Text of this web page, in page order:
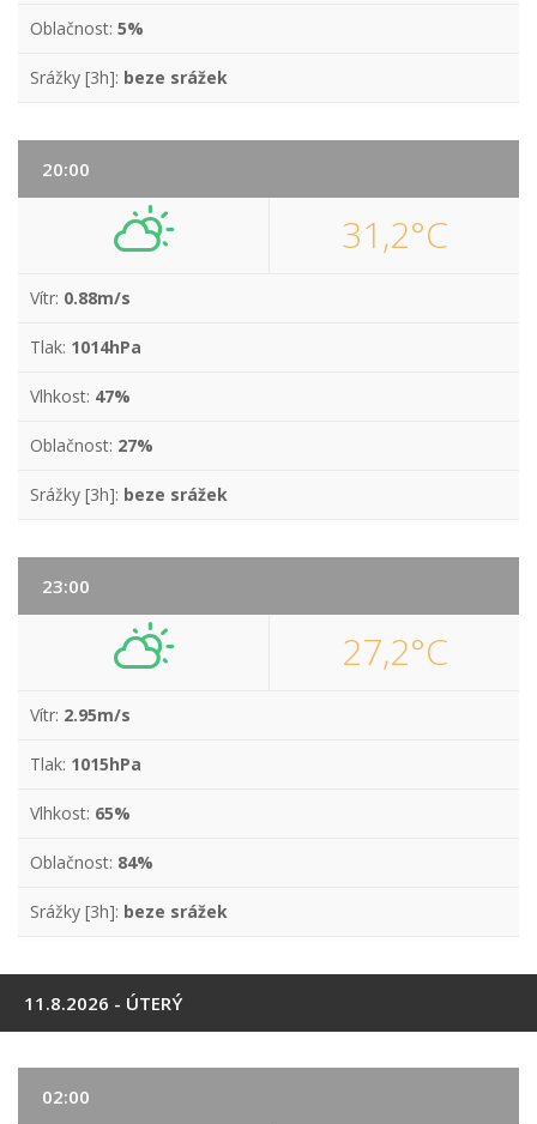
Oblačnost: 5%
Srážky [3h]: beze srážek
20:00
31,2°C
Vítr: 0.88m/s
Tlak: 1014hPa
Vlhkost: 47%
Oblačnost: 27%
Srážky [3h]: beze srážek
23:00
27,2°C
Vítr: 2.95m/s
Tlak: 1015hPa
Vlhkost: 65%
Oblačnost: 84%
Srážky [3h]: beze srážek
11.8.2026 - ÚTERÝ
02:00